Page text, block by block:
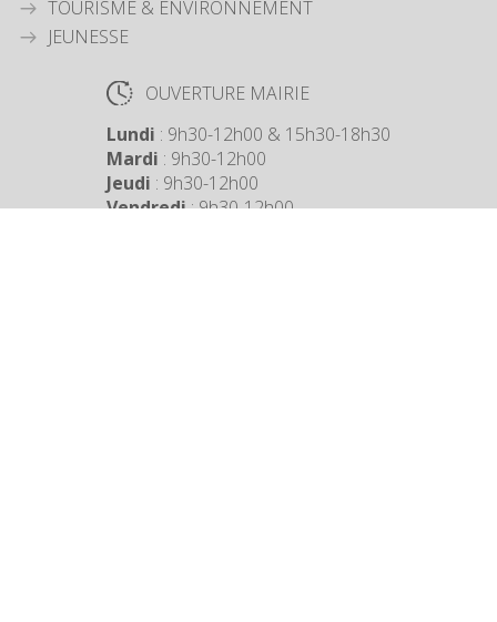
TOURISME & ENVIRONNEMENT
JEUNESSE
OUVERTURE MAIRIE
Lundi : 9h30-12h00 & 15h30-18h30
Mardi : 9h30-12h00
Jeudi : 9h30-12h00
Vendredi: 9h30-12h00